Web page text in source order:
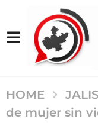
HOME
de mujer sin